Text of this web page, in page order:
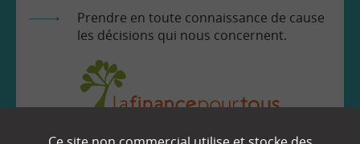
Prendre en toute connaissance de cause
les décisions qui nous concernent.